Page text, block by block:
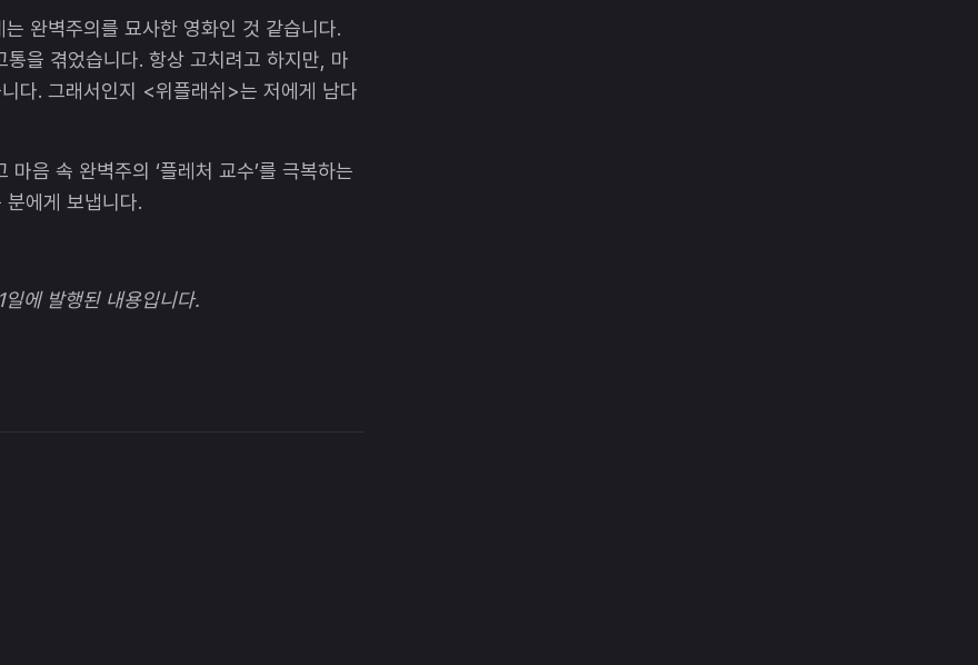
완벽주의를 묘사한 영화인 것 같습니다.
을 겪었습니다. 항상 고치려고 하지만, 마
다. 그래서인지 <위플래쉬>는 저에게 남다
음 속 완벽주의 ‘플레처 교수’를 극복하는
에게 보냅니다.
에 발행된 내용입니다.